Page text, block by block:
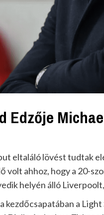
Edzője
eltaláló lövést tudtak
volt ahhoz, hogy a 20-
helyén álló
kezdőcsapatában a